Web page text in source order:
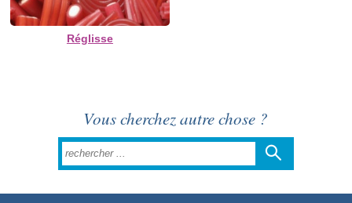
Réglisse
Vous cherchez autre chose ?